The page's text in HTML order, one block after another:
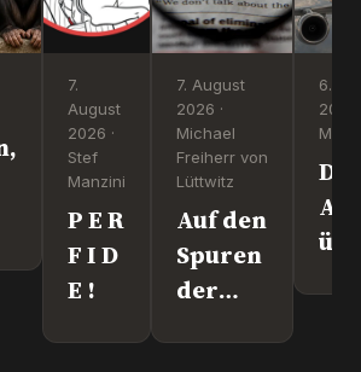
7.
August
2026 ·
Stef
Manzini
P E R
F I D
E !
7. August
2026 ·
Michael
Freiherr von
Lüttwitz
Auf den
Spuren
der
6.
2026